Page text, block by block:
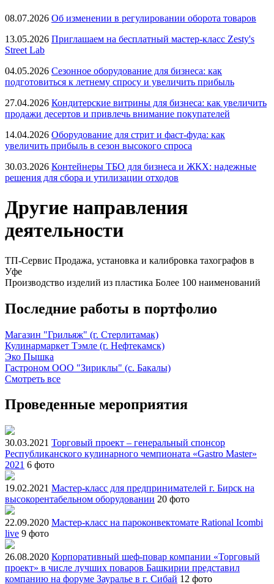
08.07.2026 Об изменении в регулировании оборота товаров
13.05.2026 Приглашаем на бесплатный мастер-класс Zesty's
Street Lab
04.05.2026 Сезонное оборудование для бизнеса: как
подготовиться к летнему спросу и увеличить прибыль
27.04.2026 Кондитерские витрины для бизнеса: как увеличить
продажи десертов и привлечь внимание покупателей
14.04.2026 Оборудование для стрит и фаст-фуда: как
увеличить прибыль в сезон высокого спроса
30.03.2026 Контейнеры ТБО для бизнеса и ЖКХ: надежные
решения для сбора и утилизации отходов
Другие направления
деятельности
ТП-Сервис Продажа, установка и калибровка тахографов в
Уфе
Производство изделий из пластика Более 100 наименований
Последние работы в портфолио
Магазин "Грильяж" (г. Стерлитамак)
Кулинармаркет Тэмле (г. Нефтекамск)
Эко Пышка
Гастроном ООО "Зириклы" (с. Бакалы)
Смотреть все
Проведенные мероприятия
30.03.2021 Торговый проект – генеральный спонсор
Республиканского кулинарного чемпионата «Gastro Master»
2021 6 фото
19.02.2021 Мастер-класс для предпринимателей г. Бирск на
высокорентабельном оборудовании 20 фото
22.09.2020 Мастер-класс на пароконвектомате Rational Icombi
live 9 фото
26.08.2020 Корпоративный шеф-повар компании «Торговый
проект» в числе лучших поваров Башкирии представил
компанию на форуме Зауралье в г. Сибай 12 фото